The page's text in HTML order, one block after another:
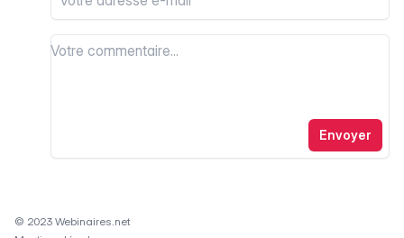
Votre commentaire
Votre commentaire
Envoyer
© 2023 Webinaires.net